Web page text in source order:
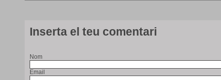
Inserta el teu comentari
Nom
Email